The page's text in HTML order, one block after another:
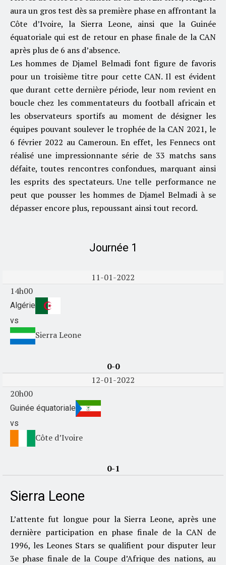
aura un gros test dès sa première phase en affrontant la
Côte d’Ivoire, la Sierra Leone, ainsi que la Guinée
équatoriale qui est de retour en phase finale de la CAN
après plus de 6 ans d’absence.
Les hommes de Djamel Belmadi font figure de favoris
pour un troisième titre pour cette CAN. Il est évident
que durant cette dernière période, leur nom revient en
boucle chez les commentateurs du football africain et
les observateurs sportifs au moment de désigner les
équipes pouvant soulever le trophée de la CAN 2021, le
6 février 2022 au Cameroun. En effet, les Fennecs ont
réalisé une impressionnante série de 33 matchs sans
défaite, toutes rencontres confondues, marquant ainsi
les esprits des spectateurs. Une telle performance ne
peut que pousser les hommes de Djamel Belmadi à se
dépasser encore plus, repoussant ainsi tout record.
Journée 1
11-01-2022
14h00
Algérie
vs
Sierra Leone
0-0
12-01-2022
20h00
Guinée équatoriale
vs
Côte d’Ivoire
0-1
Sierra Leone
L’attente fut longue pour la Sierra Leone, après une
dernière participation en phase finale de la CAN de
1996, les Leones Stars se qualifient pour disputer leur
3e phase finale de la Coupe d’Afrique des nations, au